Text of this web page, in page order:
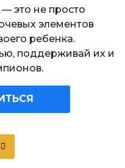
это не просто
элементов
ребенка.
поддерживай их и